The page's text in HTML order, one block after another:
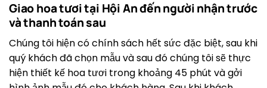
Giao hoa tươi tại Hội An đến người nhận trước
và thanh toán sau
Chúng tôi hiện có chính sách hết sức đặc biệt, sau khi
quý khách đã chọn mẫu và sau đó chúng tôi sẽ thực
hiện thiết kế hoa tươi trong khoảng 45 phút và gởi